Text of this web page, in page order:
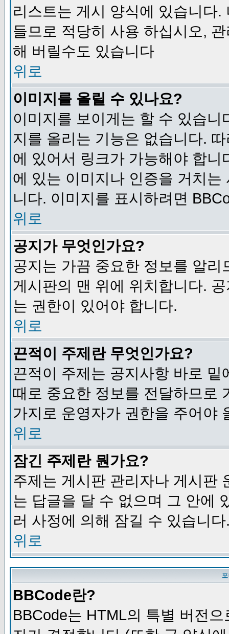
리스트는 게시 양식에 있습니다
들므로 적당히 사용 하십시오,
해 버릴수도 있습니다
위로
이미지를 올릴 수 있나요?
이미지를 보이게는 할 수 있습
지를 올리는 기능은 없습니다.
에 있어서 링크가 가능해야 합
에 있는 이미지나 인증을 거치
니다. 이미지를 표시하려면
위로
공지가 무엇인가요?
공지는 가끔 중요한 정보를 알
게시판의 맨 위에 위치합니다.
는 권한이 있어야 합니다.
위로
끈적이 주제란 무엇인가요?
끈적이 주제는 공지사항 바로
때로 중요한 정보를 전달하므로
가지로 운영자가 권한을 주어야
위로
잠긴 주제란 뭔가요?
주제는 게시판 관리자나 게시판
는 답글을 달 수 없으며 그 안에
러 사정에 의해 잠길 수 있습니다
위로
BBCode란?
BBCode는 HTML의 특별 버전